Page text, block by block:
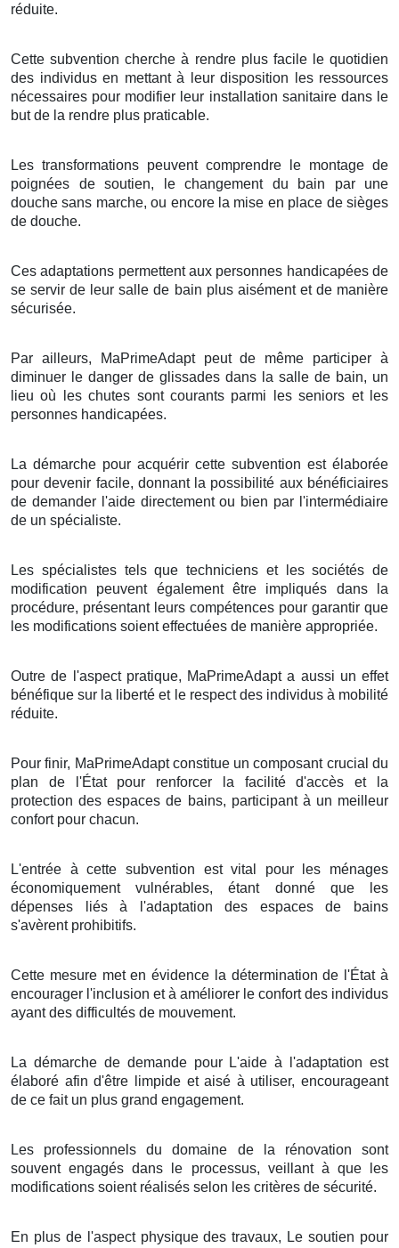
réduite.
Cette subvention cherche à rendre plus facile le quotidien
des individus en mettant à leur disposition les ressources
nécessaires pour modifier leur installation sanitaire dans le
but de la rendre plus praticable.
Les transformations peuvent comprendre le montage de
poignées de soutien, le changement du bain par une
douche sans marche, ou encore la mise en place de sièges
de douche.
Ces adaptations permettent aux personnes handicapées de
se servir de leur salle de bain plus aisément et de manière
sécurisée.
Par ailleurs, MaPrimeAdapt peut de même participer à
diminuer le danger de glissades dans la salle de bain, un
lieu où les chutes sont courants parmi les seniors et les
personnes handicapées.
La démarche pour acquérir cette subvention est élaborée
pour devenir facile, donnant la possibilité aux bénéficiaires
de demander l'aide directement ou bien par l'intermédiaire
de un spécialiste.
Les spécialistes tels que techniciens et les sociétés de
modification peuvent également être impliqués dans la
procédure, présentant leurs compétences pour garantir que
les modifications soient effectuées de manière appropriée.
Outre de l'aspect pratique, MaPrimeAdapt a aussi un effet
bénéfique sur la liberté et le respect des individus à mobilité
réduite.
Pour finir, MaPrimeAdapt constitue un composant crucial du
plan de l'État pour renforcer la facilité d'accès et la
protection des espaces de bains, participant à un meilleur
confort pour chacun.
L'entrée à cette subvention est vital pour les ménages
économiquement vulnérables, étant donné que les
dépenses liés à l'adaptation des espaces de bains
s'avèrent prohibitifs.
Cette mesure met en évidence la détermination de l'État à
encourager l'inclusion et à améliorer le confort des individus
ayant des difficultés de mouvement.
La démarche de demande pour L'aide à l'adaptation est
élaboré afin d'être limpide et aisé à utiliser, encourageant
de ce fait un plus grand engagement.
Les professionnels du domaine de la rénovation sont
souvent engagés dans le processus, veillant à que les
modifications soient réalisés selon les critères de sécurité.
En plus de l'aspect physique des travaux, Le soutien pour